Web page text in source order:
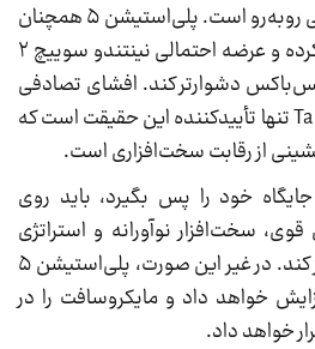
مایکروسافت با چالش بزرگی روبه‌رو است. پلی‌استیشن ۵ همچنان
سلطه‌ خود را بر بازار حفظ کرده و عرضه‌ احتمالی نینتندو سوییچ ۲
دشوارتر کند. افشای تصادفی
آمار فروش توسط Take-Two تنها تأییدکننده‌ این حقیقت است که
از رقابت سخت‌افزاری است.
خود را پس بگیرد، باید روی
سخت‌افزار نوآورانه و استراتژی
بازاریابی هوشمندانه تمرکز کند. در غیر این صورت، پلی‌استیشن ۵
خواهد داد و مایکروسافت را در
خواهد داد.